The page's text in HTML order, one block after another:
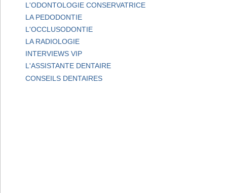
L'ODONTOLOGIE CONSERVATRICE
LA PEDODONTIE
L'OCCLUSODONTIE
LA RADIOLOGIE
INTERVIEWS VIP
L'ASSISTANTE DENTAIRE
CONSEILS DENTAIRES